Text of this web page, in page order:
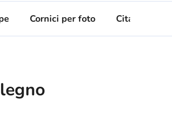
SPESA
Cornici per foto Citazioni da